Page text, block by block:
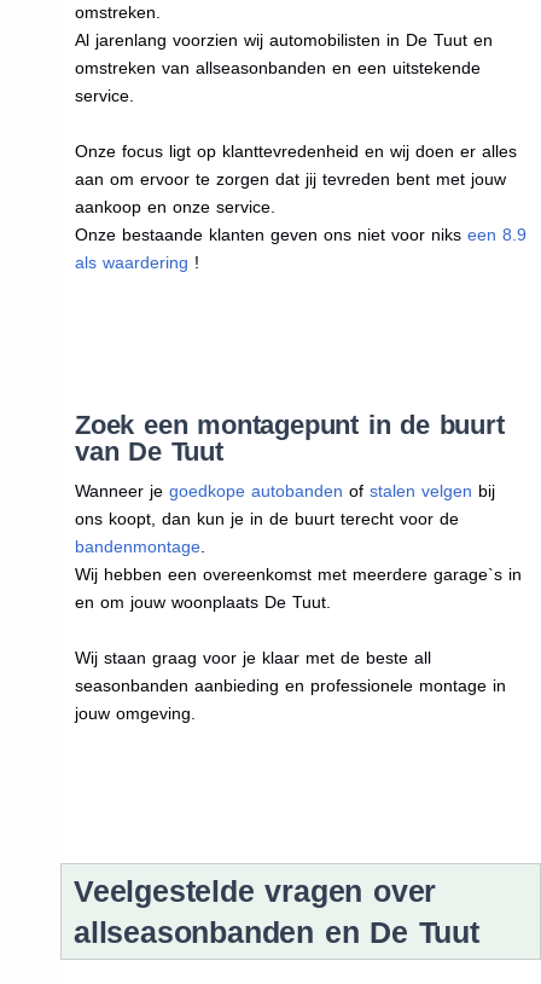
omstreken.
Al jarenlang voorzien wij automobilisten in De Tuut en
omstreken van allseasonbanden en een uitstekende
service.
Onze focus ligt op klanttevredenheid en wij doen er alles
aan om ervoor te zorgen dat jij tevreden bent met jouw
aankoop en onze service.
Onze bestaande klanten geven ons niet voor niks een 8.9
als waardering !
Zoek een montagepunt in de buurt
van De Tuut
Wanneer je goedkope autobanden of stalen velgen bij
ons koopt, dan kun je in de buurt terecht voor de
bandenmontage.
Wij hebben een overeenkomst met meerdere garage`s in
en om jouw woonplaats De Tuut.
Wij staan graag voor je klaar met de beste all
seasonbanden aanbieding en professionele montage in
jouw omgeving.
Veelgestelde vragen over
allseasonbanden en De Tuut